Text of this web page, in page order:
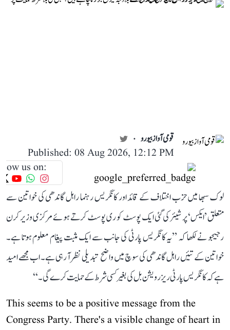
قومی آواز بیورو
Published: 08 Aug 2026, 12:12 PM
us on:
لوک سبھا میں حزب اختلاف کے قائد اور کانگریس رہنما راہل گاندھی کی خواتین سے
متعلق ’ایکس‘ پر شیئر کی گئی ایک پوسٹ کو ری پوسٹ کرتے ہوئے مرکزی وزیر کرن
رجیجو نے لکھا کہ ’’یہ کانگریس پارٹی کی جانب سے ایک مثبت پیغام معلوم ہوتا ہے۔
خواتین کے تئیں راہل گاندھی کی سوچ میں واضح تبدیلی نظر آ رہی ہے۔ اب مجھے امید
ہے کہ کانگریس پارٹی ریزرویشن بل کی بغیر کسی شرط کے حمایت کرے گی۔‘‘
This seems to be a positive message from the
Congress Party. There's a visible change of heart in